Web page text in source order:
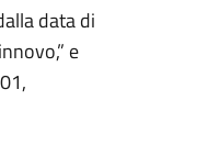
data di
e